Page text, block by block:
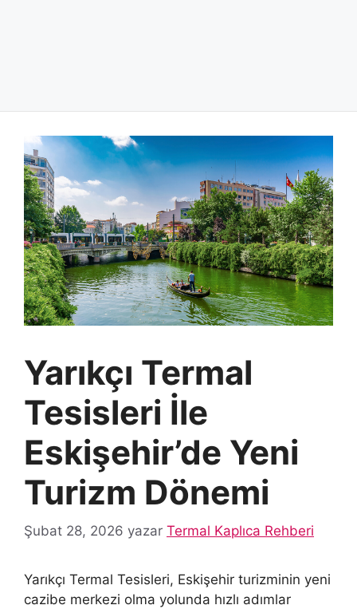
Yarıkçı Termal
Tesisleri İle
Eskişehir’de Yeni
Turizm Dönemi
Şubat 28, 2026 yazar Termal Kaplıca Rehberi
Yarıkçı Termal Tesisleri, Eskişehir turizminin yeni
cazibe merkezi olma yolunda hızlı adımlar